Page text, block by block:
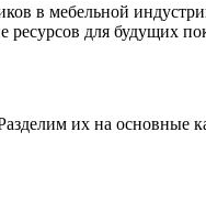
в мебельной
ресурсов для будущих
их на основные